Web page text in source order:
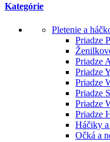
Kategórie
Pletenie a
Priadze
Priadze
Priadze
Priadze
Priadze
Priadze
Priadze
Háčiky
Očká a